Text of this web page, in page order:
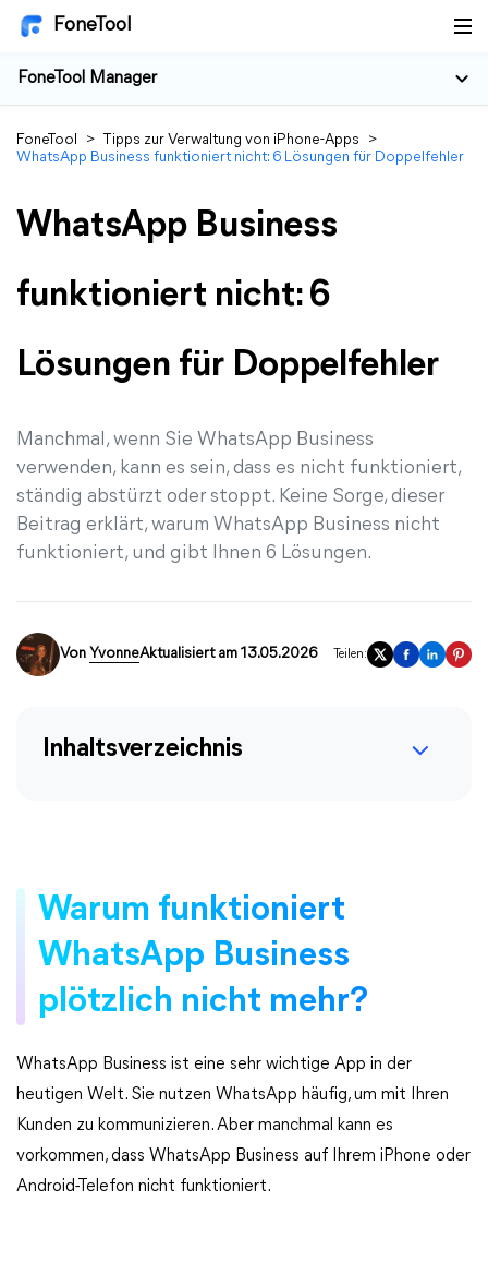
FoneTool
FoneTool Manager
FoneTool > Tipps zur Verwaltung von iPhone-Apps
>
WhatsApp Business funktioniert nicht: 6 Lösungen für Doppelfehler
WhatsApp Business
funktioniert nicht: 6
Lösungen für Doppelfehler
Manchmal, wenn Sie WhatsApp Business
verwenden, kann es sein, dass es nicht funktioniert,
ständig abstürzt oder stoppt. Keine Sorge, dieser
Beitrag erklärt, warum WhatsApp Business nicht
funktioniert, und gibt Ihnen 6 Lösungen.
Von YvonneAktualisiert am 13.05.2026 Teilen:
Inhaltsverzeichnis
Warum funktioniert
WhatsApp Business
plötzlich nicht mehr?
WhatsApp Business ist eine sehr wichtige App in der
heutigen Welt. Sie nutzen WhatsApp häufig, um mit Ihren
Kunden zu kommunizieren. Aber manchmal kann es
vorkommen, dass WhatsApp Business auf Ihrem iPhone oder
Android-Telefon nicht funktioniert.